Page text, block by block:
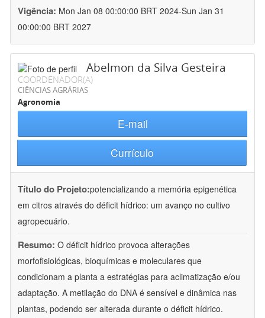
Vigência: Mon Jan 08 00:00:00 BRT 2024-Sun Jan 31
00:00:00 BRT 2027
Abelmon da Silva Gesteira
COORDENADOR(A)
CIÊNCIAS AGRÁRIAS
Agronomia
E-mail
Currículo
Título do Projeto:potencializando a memória epigenética
em citros através do déficit hídrico: um avanço no cultivo
agropecuário.
Resumo: O déficit hídrico provoca alterações
morfofisiológicas, bioquímicas e moleculares que
condicionam a planta a estratégias para aclimatização e/ou
adaptação. A metilação do DNA é sensível e dinâmica nas
plantas, podendo ser alterada durante o déficit hídrico.